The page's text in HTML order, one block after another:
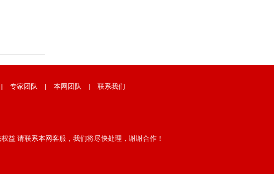
专家团队 | 本网团队 | 联系我们
益 请联系本网客服，我们将尽快处理，谢谢合作！